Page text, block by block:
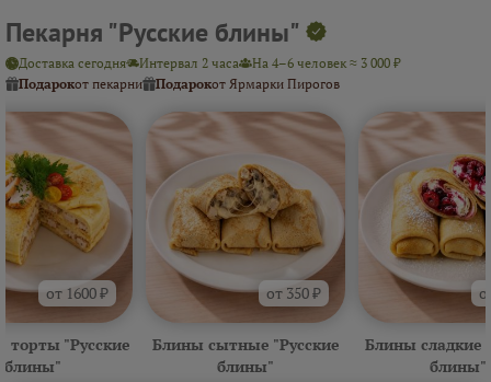
Пекарня "Русские блины"
Доставка сегодня Интервал 2 часа
На 4–6 человек ≈ 3 000 ₽
Подарокот пекарни Подарокот Ярмарки Пирогов
от 1600 ₽
торты "Русские
блины"
от 350 ₽
Блины сытные "Русские
блины"
Блины сладкие
блины"